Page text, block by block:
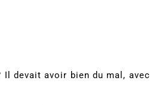
devait avoir bien du mal, avec